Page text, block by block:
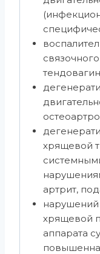
хрящевой
артрит,
хрящевой
аппарата